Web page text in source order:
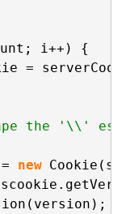
i++) {
=
the '\\'
new